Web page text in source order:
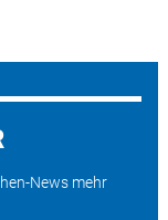
News mehr